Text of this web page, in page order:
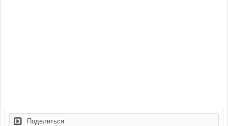
Поделиться